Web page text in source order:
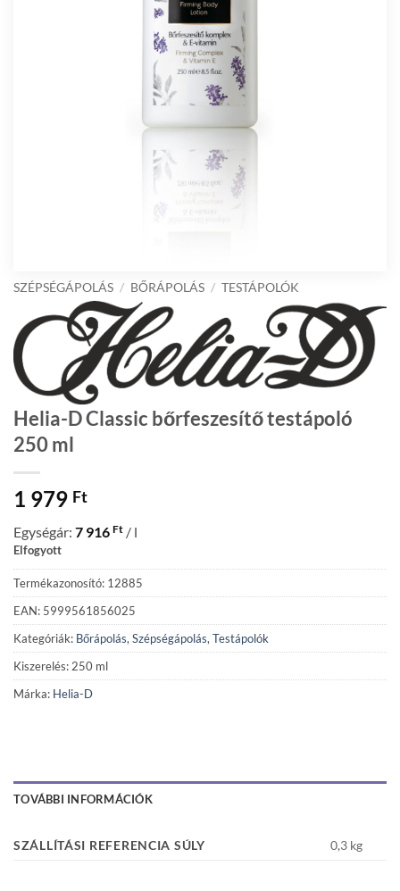
SZÉPSÉGÁPOLÁS / BŐRÁPOLÁS / TESTÁPOLÓK
Helia-D Classic bőrfeszesítő testápoló
250 ml
1 979 Ft
Egységár: 7 916 Ft / l
Elfogyott
Termékazonosító: 12885
EAN: 5999561856025
Kategóriák: Bőrápolás,Szépségápolás,Testápolók
Kiszerelés: 250 ml
Márka: Helia-D
TOVÁBBI INFORMÁCIÓK
SZÁLLÍTÁSI REFERENCIA SÚLY 0,3 kg